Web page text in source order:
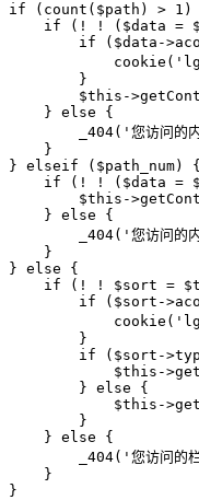
if (count($path) > 1)
if (! ! ($data =
if ($data->acode
cookie('lg', $data-
}
$this-
} else {
_404('您访问的内容
}
} elseif ($path_num)
if (! ! ($data =
$this-
} else {
_404('您访问的内容
}
} else {
if (! ! $sort =
if ($sort->acode
cookie('lg', $sort-
}
if ($sort->type
$this-
} else {
$this-
}
} else {
_404('您访问的栏目
}
}